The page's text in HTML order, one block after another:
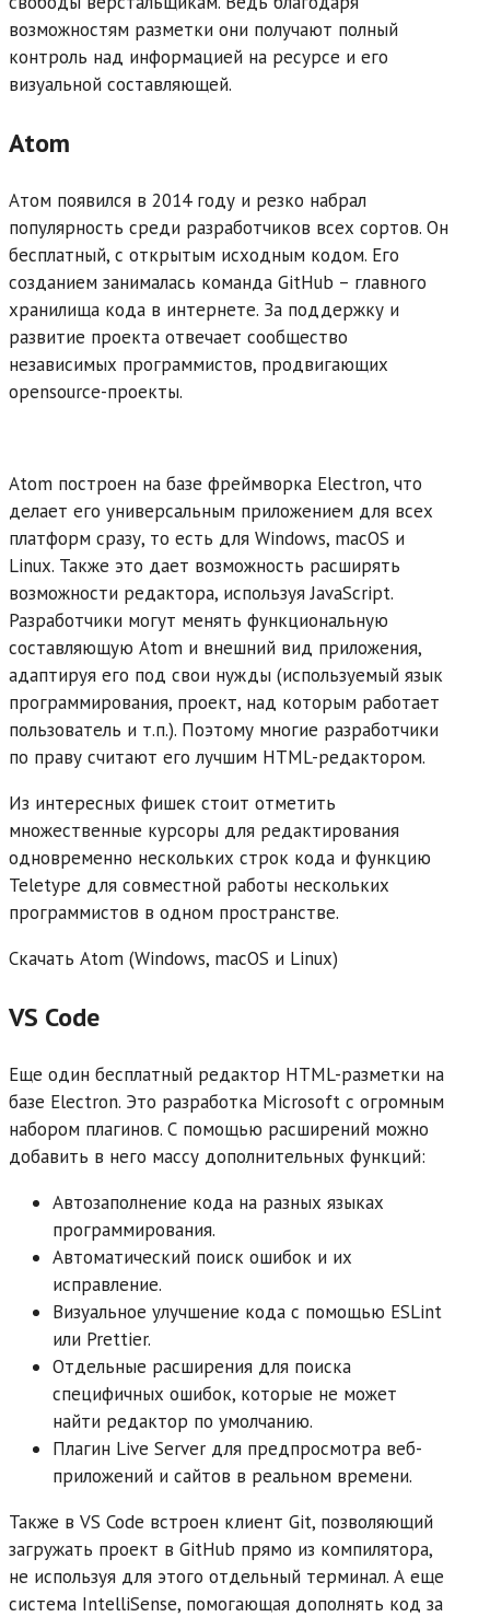
возможностям разметки они получают полный
контроль над информацией на ресурсе и его
визуальной составляющей.
Atom
Атом появился в 2014 году и резко набрал
популярность среди разработчиков всех сортов. Он
бесплатный, с открытым исходным кодом. Его
созданием занималась команда GitHub – главного
хранилища кода в интернете. За поддержку и
развитие проекта отвечает сообщество
независимых программистов, продвигающих
opensource-проекты.
Atom построен на базе фреймворка Electron, что
делает его универсальным приложением для всех
платформ сразу, то есть для Windows, macOS и
Linux. Также это дает возможность расширять
возможности редактора, используя JavaScript.
Разработчики могут менять функциональную
составляющую Atom и внешний вид приложения,
адаптируя его под свои нужды (используемый язык
программирования, проект, над которым работает
пользователь и т.п.). Поэтому многие разработчики
по праву считают его лучшим HTML-редактором.
Из интересных фишек стоит отметить
множественные курсоры для редактирования
одновременно нескольких строк кода и функцию
Teletype для совместной работы нескольких
программистов в одном пространстве.
Скачать Atom (Windows, macOS и Linux)
VS Code
Еще один бесплатный редактор HTML-разметки на
базе Electron. Это разработка Microsoft с огромным
набором плагинов. С помощью расширений можно
добавить в него массу дополнительных функций:
Автозаполнение кода на разных языках
программирования.
Автоматический поиск ошибок и их
исправление.
Визуальное улучшение кода с помощью ESLint
или Prettier.
Отдельные расширения для поиска
специфичных ошибок, которые не может
найти редактор по умолчанию.
Плагин Live Server для предпросмотра веб-
приложений и сайтов в реальном времени.
Также в VS Code встроен клиент Git, позволяющий
загружать проект в GitHub прямо из компилятора,
не используя для этого отдельный терминал. А еще
система IntelliSense, помогающая дополнять код за